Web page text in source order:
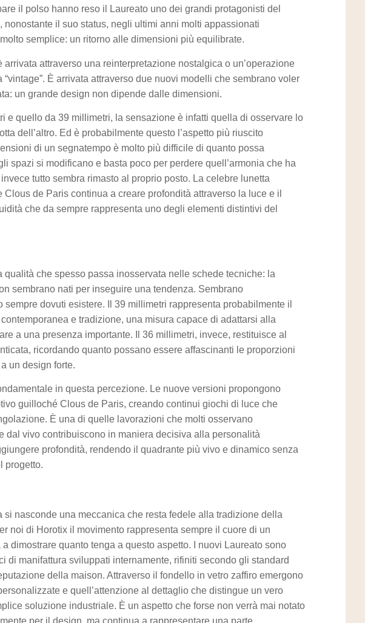
il polso hanno reso il Laureato uno dei grandi protagonisti del
il suo status, negli ultimi anni molti appassionati
semplice: un ritorno alle dimensioni più equilibrate.
attraverso una reinterpretazione nostalgica o un’operazione
È arrivata attraverso due nuovi modelli che sembrano voler
un grande design non dipende dalle dimensioni.
e quello da 39 millimetri, la sensazione è infatti quella di osservare lo
dell’altro. Ed è probabilmente questo l’aspetto più riuscito
di un segnatempo è molto più difficile di quanto possa
spazi si modificano e basta poco per perdere quell’armonia che ha
tutto sembra rimasto al proprio posto. La celebre lunetta
de Paris continua a creare profondità attraverso la luce e il
che da sempre rappresenta uno degli elementi distintivi del
che spesso passa inosservata nelle schede tecniche: la
sembrano nati per inseguire una tendenza. Sembrano
dovuti esistere. Il 39 millimetri rappresenta probabilmente il
e tradizione, una misura capace di adattarsi alla
a una presenza importante. Il 36 millimetri, invece, restituisce al
ricordando quanto possano essere affascinanti le proporzioni
un design forte.
in questa percezione. Le nuove versioni propongono
guilloché Clous de Paris, creando continui giochi di luce che
È una di quelle lavorazioni che molti osservano
dal vivo contribuiscono in maniera decisiva alla personalità
profondità, rendendo il quadrante più vivo e dinamico senza
progetto.
si nasconde una meccanica che resta fedele alla tradizione della
noi di Horotix il movimento rappresenta sempre il cuore di un
dimostrare quanto tenga a questo aspetto. I nuovi Laureato sono
di manifattura sviluppati internamente, rifiniti secondo gli standard
della maison. Attraverso il fondello in vetro zaffiro emergono
e quell’attenzione al dettaglio che distingue un vero
soluzione industriale. È un aspetto che forse non verrà mai notato